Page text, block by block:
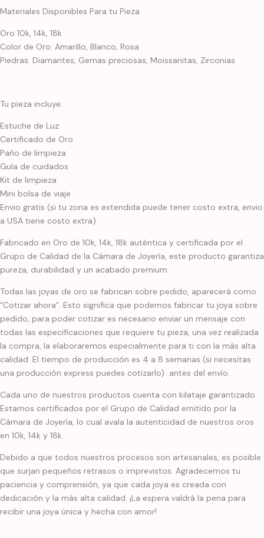
Materiales Disponibles Para tu Pieza
Oro 10k, 14k, 18k
Color de Oro: Amarillo, Blanco, Rosa
Piedras: Diamantes, Gemas preciosas, Moissanitas, Zirconias
Tu pieza incluye:
Estuche de Luz
Certificado de Oro
Paño de limpieza
Guía de cuidados
Kit de limpieza
Mini bolsa de viaje
Envio gratis (si tu zona es extendida puede tener costo extra, envio
a USA tiene costo extra)
Fabricado en Oro de 10k, 14k, 18k auténtica y certificada por el
Grupo de Calidad de la Cámara de Joyería, este producto garantiza
pureza, durabilidad y un acabado premium.
Todas las joyas de oro se fabrican sobre pedido, aparecerá como
“Cotizar ahora”. Esto significa que podemos fabricar tu joya sobre
pedido, para poder cotizar es necesario enviar un mensaje con
todas las especificaciones que requiere tu pieza, una vez realizada
la compra, la elaboraremos especialmente para ti con la más alta
calidad. El tiempo de producción es 4 a 8 semanas (si necesitas
una producción express puedes cotizarlo) antes del envío.
Cada uno de nuestros productos cuenta con kilataje garantizado.
Estamos certificados por el Grupo de Calidad emitido por la
Cámara de Joyería, lo cual avala la autenticidad de nuestros oros
en 10k, 14k y 18k.
Debido a que todos nuestros procesos son artesanales, es posible
que surjan pequeños retrasos o imprevistos. Agradecemos tu
paciencia y comprensión, ya que cada joya es creada con
dedicación y la más alta calidad. ¡La espera valdrá la pena para
recibir una joya única y hecha con amor!